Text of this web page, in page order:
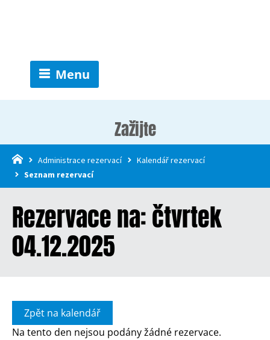
Menu
Zažijte
Administrace rezervací
Kalendář rezervací
Seznam rezervací
Rezervace na: čtvrtek
04.12.2025
Zpět na kalendář
Na tento den nejsou podány žádné rezervace.